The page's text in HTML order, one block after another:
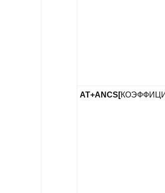
AT+ANCS[